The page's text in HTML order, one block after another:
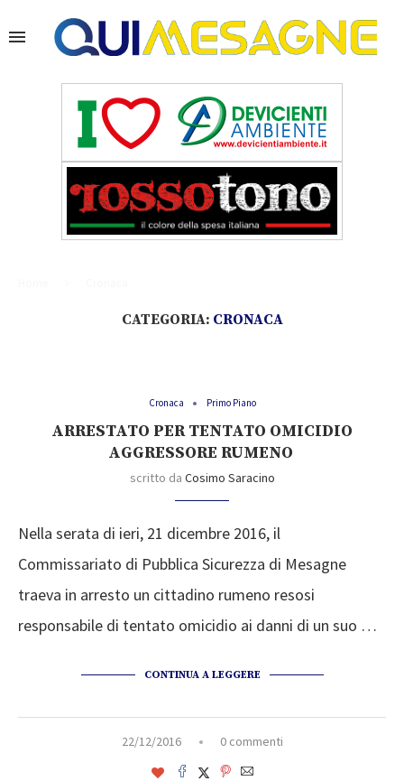
CATEGORIA: CRONACA
Cronaca Primo Piano
ARRESTATO PER TENTATO OMICIDIO
AGGRESSORE RUMENO
scritto da Cosimo Saracino
​Nella serata di ieri, 21 dicembre 2016, il
Commissariato di Pubblica Sicurezza di Mesagne
traeva in arresto un cittadino rumeno resosi
responsabile di tentato omicidio ai danni di un suo …
CONTINUA A LEGGERE
22/12/2016 0 commenti